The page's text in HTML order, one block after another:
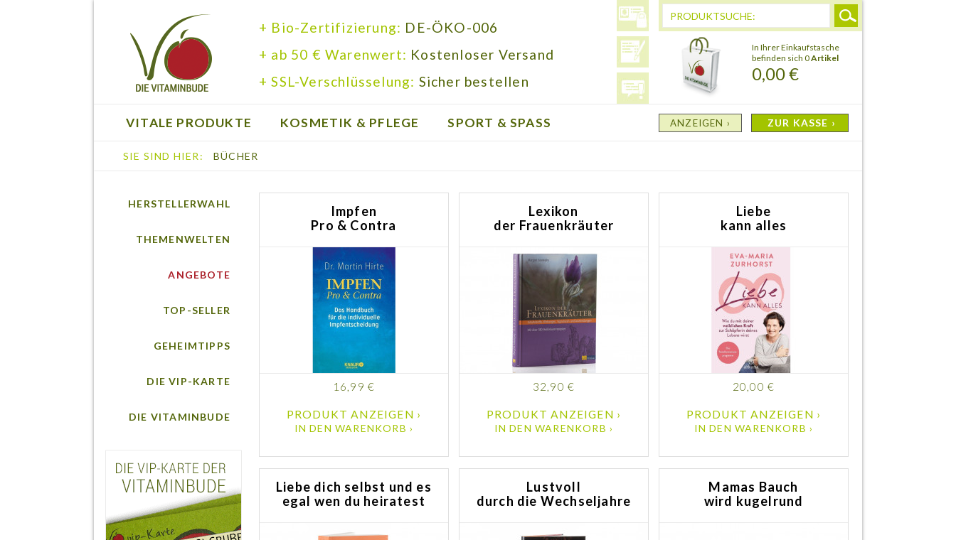
+ Bio-Zertifizierung: DE-ÖKO-006
+ ab 50 € Warenwert: Kostenloser Versand
+ SSL-Verschlüsselung: Sicher bestellen
VITALE PRODUKTE KOSMETIK & PFLEGE SPORT & SPASS
BÜCHER
In Ihrer Einkaufstasche
befinden sich 0Artikel
0,00 €
ANZEIGEN › ZUR KASSE ›
SIE SIND HIER: BÜCHER
HERSTELLERWAHL
THEMENWELTEN
ANGEBOTE
TOP-SELLER
GEHEIMTIPPS
DIE VIP-KARTE
DIE VITAMINBUDE
Impfen
Pro & Contra
16,99 €
PRODUKT ANZEIGEN ›
IN DEN WARENKORB ›
Lexikon
der Frauenkräuter
32,90 €
PRODUKT ANZEIGEN ›
IN DEN WARENKORB ›
Liebe
kann alles
20,00 €
PRODUKT ANZEIGEN ›
IN DEN WARENKORB ›
Liebe dich selbst und es
egal wen du heiratest
Lustvoll
durch die Wechseljahre
Mamas Bauch
wird kugelrund